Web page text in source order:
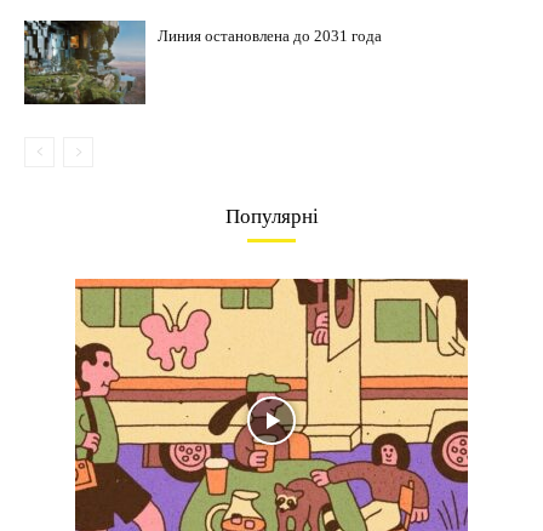
Линия остановлена до 2031 года
Популярні